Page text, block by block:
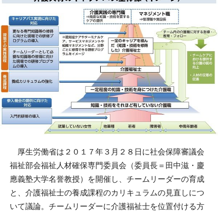
厚生労働省は２０１７年３月２８日に社会保障審議会
福祉部会福祉人材確保専門委員会（委員長＝田中滋・慶
應義塾大学名誉教授）を開催し、チームリーダーの育成
と、介護福祉士の養成課程のカリキュラムの見直しにつ
いて議論。チームリーダーに介護福祉士を位置付ける方